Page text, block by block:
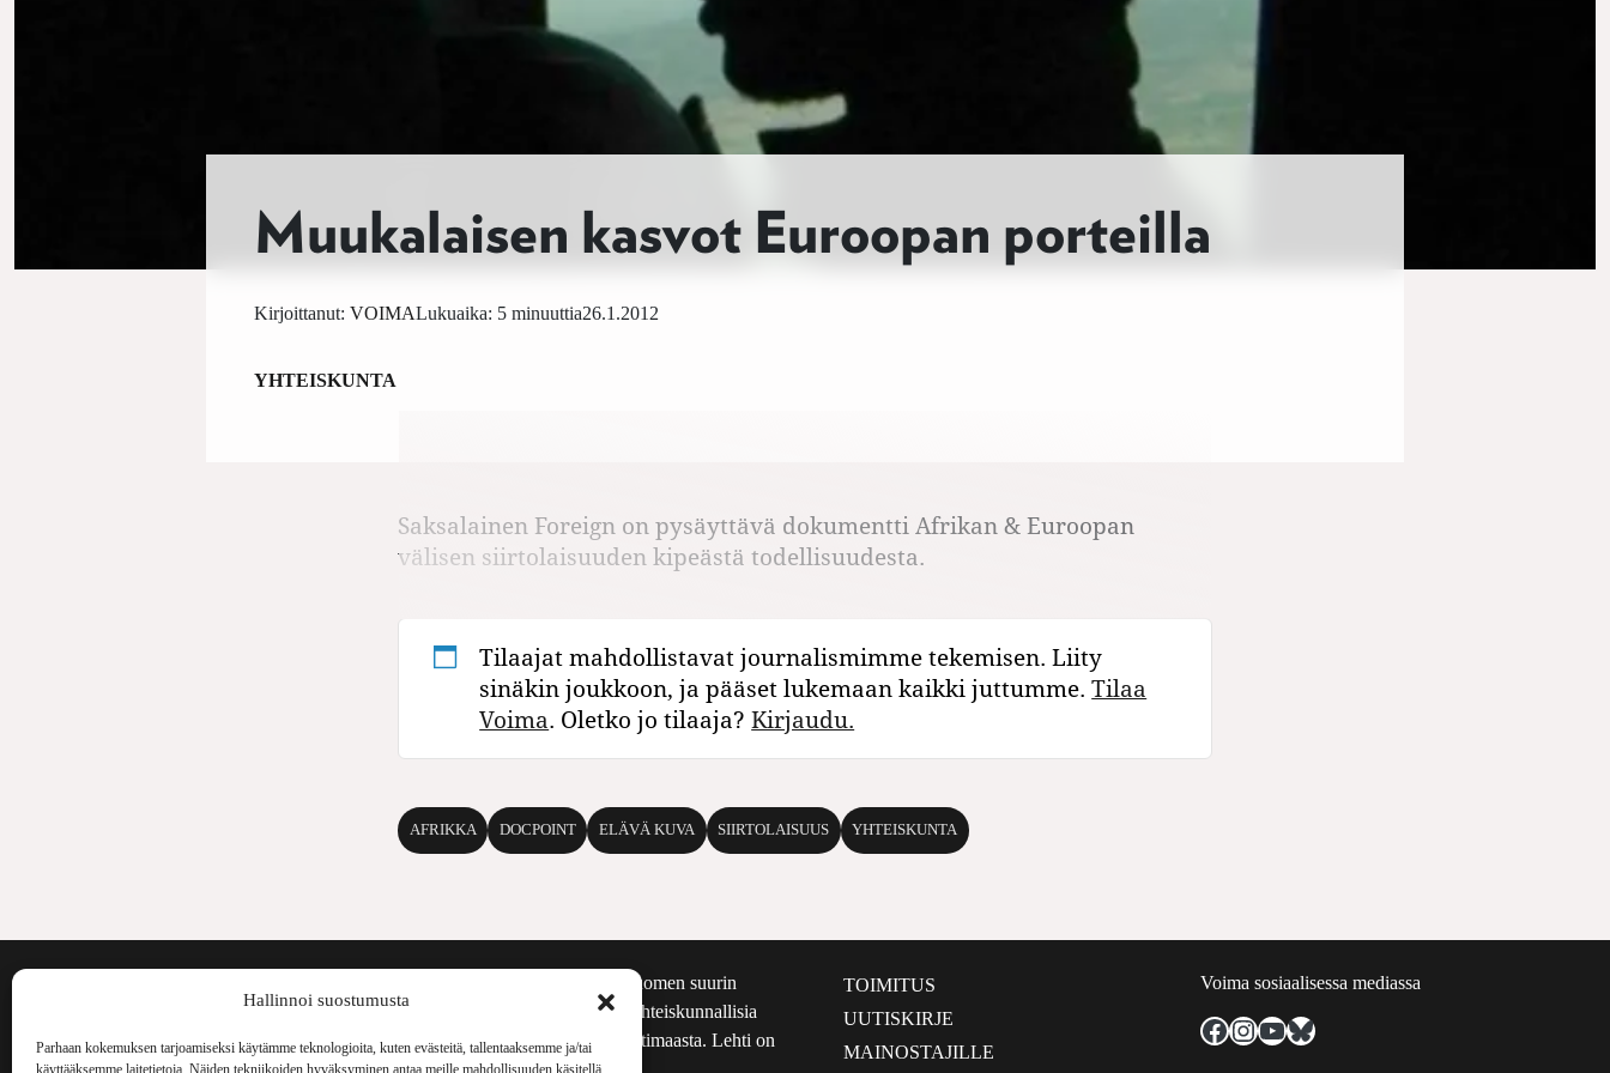
Hallinnoi suostumusta
Parhaan kokemuksen tarjoamiseksi käytämme teknologioita, kuten evästeitä, tallentaaksemme ja/tai
käyttääksemme laitetietoja. Näiden tekniikoiden hyväksyminen antaa meille mahdollisuuden käsitellä
Muukalaisen kasvot Euroopan porteilla
26.1.2012
Kirjoittanut: VOIMALukuaika: 5 minuuttia
YHTEISKUNTA
Saksalainen Foreign on pysäyttävä dokumentti Afrikan & Euroopan
välisen siirtolaisuuden kipeästä todellisuudesta.
Tilaajat mahdollistavat journalismimme tekemisen. Liity
sinäkin joukkoon, ja pääset lukemaan kaikki juttumme.Tilaa
Voima. Oletko jo tilaaja?Kirjaudu.
AFRIKKA DOCPOINT ELÄVÄ KUVA SIIRTOLAISUUS YHTEISKUNTA
Voima Kustannus
Voima on painosmäärältään Suomen suurin
kulttuurilehti. Se nostaa esiin yhteiskunnallisia
aiheita niin maailmalta kuin kotimaasta. Lehti on
ilmestynyt vuodesta 1999.
TOIMITUS
UUTISKIRJE
MAINOSTAJILLE
Voima sosiaalisessa mediassa
Facebook
Instagram
YouTube
Bluesky